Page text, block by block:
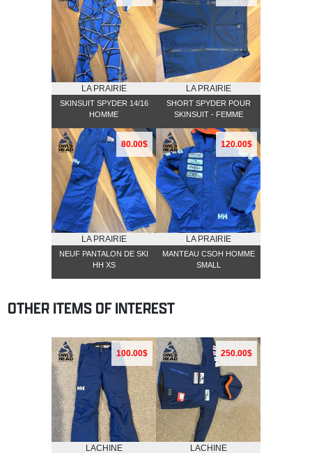
LA PRAIRIE
SKINSUIT SPYDER 14/16
HOMME
LA PRAIRIE
SHORT SPYDER POUR
SKINSUIT - FEMME
80.00$
LA PRAIRIE
NEUF PANTALON DE SKI
HH XS
120.00$
LA PRAIRIE
MANTEAU CSOH HOMME
SMALL
OTHER ITEMS OF INTEREST
100.00$
LACHINE
250.00$
LACHINE